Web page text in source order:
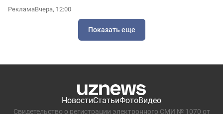
РекламаВчера, 12:00
Показать еще
НовостиСтатьиФотоВидео
Свидетельство о регистрации электронного СМИ № 1070 от